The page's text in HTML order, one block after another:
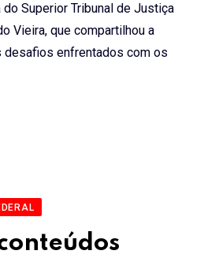
Superior Tribunal de Justiça
Vieira, que compartilhou a
desafios enfrentados com os